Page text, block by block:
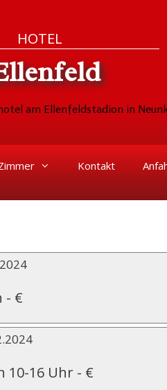
HOTEL
am Ellenfeldstadion in
Kontakt
- €
10-16 Uhr - €